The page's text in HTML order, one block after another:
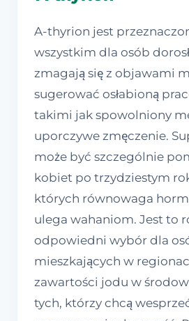
A-thyrion jest
wszystkim dla osób
zmagają się z objawami
sugerować osłabioną
takimi jak spowolniony
uporczywe zmęczenie.
może być szczególnie
kobiet po trzydziestym
których równowaga
ulega wahaniom. Jest to
odpowiedni wybór dla
mieszkających w
zawartości jodu w
tych, którzy chcą